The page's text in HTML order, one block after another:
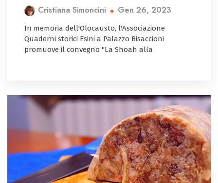
Cristiana Simoncini Gen 26, 2023
In memoria dell'Olocausto, l'Associazione
Quaderni storici Esini a Palazzo Bisaccioni
promuove il convegno "La Shoah alla